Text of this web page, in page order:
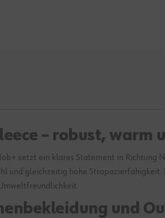
– robust, warm
setzt ein klares Statement in Richtung
und gleichzeitig hohe
und